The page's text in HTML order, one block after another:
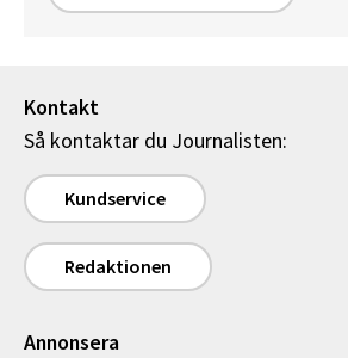
Kontakt
Så kontaktar du Journalisten:
Kundservice
Redaktionen
Annonsera